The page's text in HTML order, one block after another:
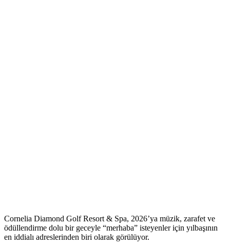
Cornelia Diamond Golf Resort & Spa, 2026’ya müzik, zarafet ve
ödüllendirme dolu bir geceyle “merhaba” isteyenler için yılbaşının
en iddialı adreslerinden biri olarak görülüyor.